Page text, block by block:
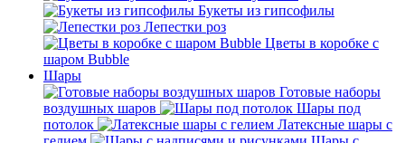
Букеты из гипсофилы
Лепестки роз
Цветы в коробке с
шаром Bubble
Шары
Готовые наборы
воздушных шаров
Шары под
потолок
Латексные шары с